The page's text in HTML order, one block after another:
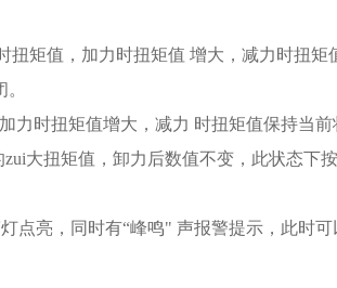
矩值，加力时扭矩值 增大，减力时扭矩
力时扭矩值增大，减力 时扭矩值保持当前
大扭矩值，卸力后数值不变，此状态下按
点亮，同时有“峰鸣" 声报警提示，此时可